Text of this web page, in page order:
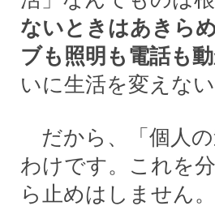
ないときはあきら
ブも照明も電話も
いに生活を変えな
だから、「個人
わけです。これを
ら止めはしません